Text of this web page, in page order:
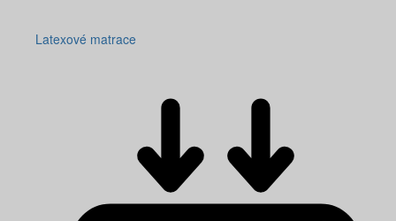
Latexové matrace